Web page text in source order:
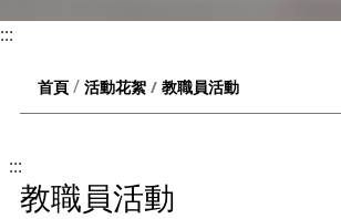
:::
首頁 活動花絮 教職員活動
:::
教職員活動